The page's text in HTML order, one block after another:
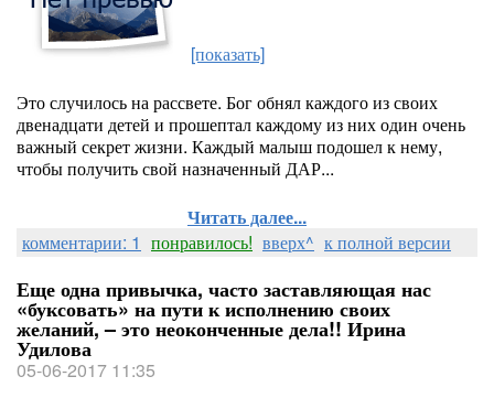
[показать]
Это случилось на рассвете. Бог обнял каждого из своих
двенадцати детей и прошептал каждому из них один очень
важный секрет жизни. Каждый малыш подошел к нему,
чтобы получить свой назначенный ДАР...
Читать далее...
комментарии: 1 понравилось! вверх^ к полной версии
Еще одна привычка, часто заставляющая нас
«буксовать» на пути к исполнению своих
желаний, – это неоконченные дела!! Ирина
Удилова
05-06-2017 11:35